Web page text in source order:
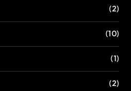
(2)
(10)
(1)
(2)